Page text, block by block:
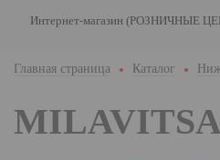
Интернет-магазин (РОЗНИЧНЫЕ
Главная страница Каталог